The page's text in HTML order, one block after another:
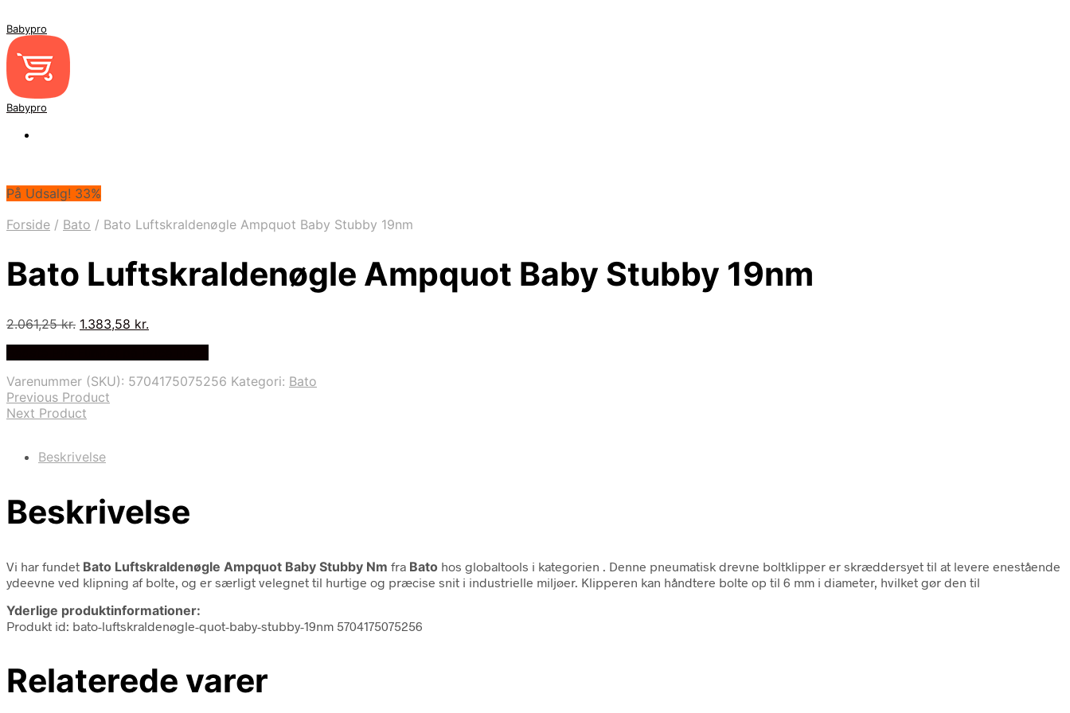
Babypro
Babypro
På Udsalg! 33%
Forside / Bato / Bato Luftskraldenøgle Ampquot Baby Stubby 19nm
Bato Luftskraldenøgle Ampquot Baby Stubby 19nm
2.061,25kr. Den
2.061,25 kr..
1.383,58 kr.
1.383,58 kr..
Varenummer (SKU): 5704175075256 Kategori: Bato
Previous Product
Next Product
Beskrivelse
Beskrivelse
Vi har fundet Bato Luftskraldenøgle Ampquot Baby Stubby Nm fra Bato hos globaltools i kategorien
. Denne pneumatisk drevne boltklipper er skræddersyet til at levere enestående
ydeevne ved klipning af bolte, og er særligt velegnet til hurtige og præcise snit i industrielle miljøer. Klipperen kan håndtere bolte op til 6 mm i diameter, hvilket gør den til
Yderlige produktinformationer:
Produkt id: bato-luftskraldenøgle-quot-baby-stubby-19nm 5704175075256
Relaterede varer